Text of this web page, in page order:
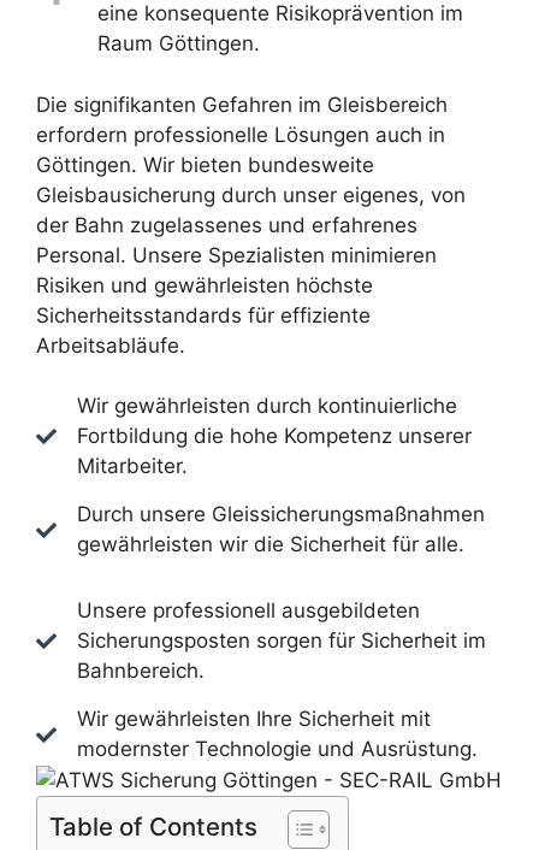
eine konsequente Risikoprävention im
Raum Göttingen.
Die signifikanten Gefahren im Gleisbereich
erfordern professionelle Lösungen auch in
Göttingen. Wir bieten bundesweite
Gleisbausicherung durch unser eigenes, von
der Bahn zugelassenes und erfahrenes
Personal. Unsere Spezialisten minimieren
Risiken und gewährleisten höchste
Sicherheitsstandards für effiziente
Arbeitsabläufe.
Wir gewährleisten durch kontinuierliche
Fortbildung die hohe Kompetenz unserer
Mitarbeiter.
Durch unsere Gleissicherungsmaßnahmen
gewährleisten wir die Sicherheit für alle.
Unsere professionell ausgebildeten
Sicherungsposten sorgen für Sicherheit im
Bahnbereich.
Wir gewährleisten Ihre Sicherheit mit
modernster Technologie und Ausrüstung.
Table of Contents